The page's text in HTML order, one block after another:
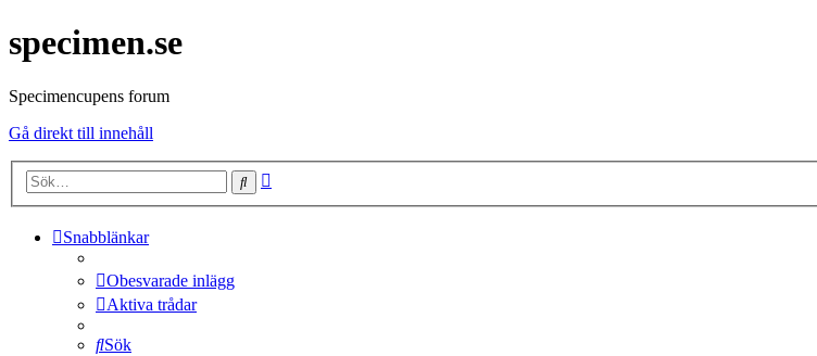
specimen.se
Specimencupens forum
Gå direkt till innehåll
Sök
Snabblänkar
Obesvarade inlägg
Aktiva trådar
Sök